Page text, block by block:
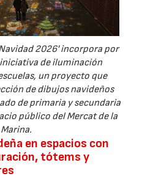
2026' incorpora por
de iluminación
un proyecto que
de dibujos navideños
de primaria y secundaria
público del Mercat de la
Marina.
en espacios con
tótems y